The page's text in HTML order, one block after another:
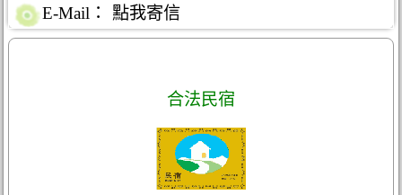
E-Mail： 點我寄信
合法民宿